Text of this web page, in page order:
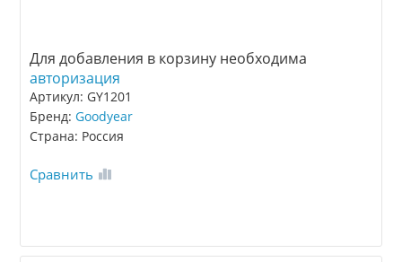
Для добавления в корзину необходима
авторизация
Артикул: GY1201
Бренд:Goodyear
Страна: Россия
Сравнить